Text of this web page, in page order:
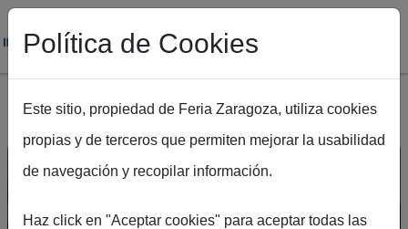
Pasar al contenido principal
Política de Cookies
Este sitio, propiedad de Feria Zaragoza, utiliza cookies
propias y de terceros que permiten mejorar la usabilidad
de navegación y recopilar información.
Haz click en "Aceptar cookies" para aceptar todas las